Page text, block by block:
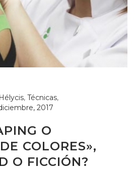
Hélycis, Técnicas,
2017
O
COLORES»,
O FICCIÓN?